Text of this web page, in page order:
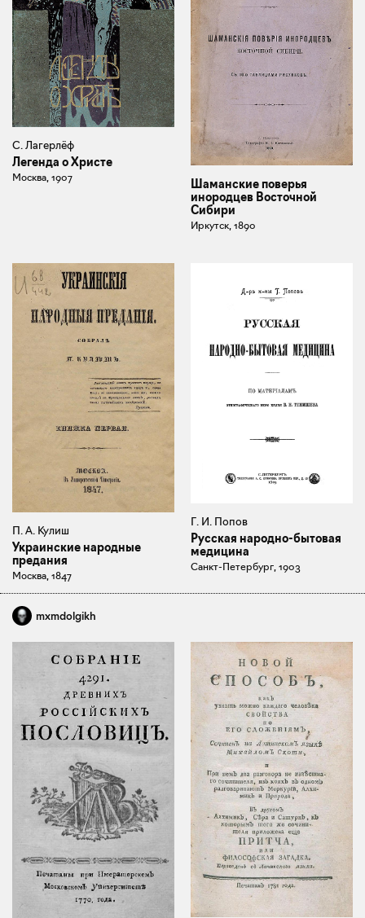
С. Лагерлёф
Легенда о Христе
Москва, 1907
Шаманские поверья
инородцев Восточной
Сибири
Иркутск, 1890
П. А. Кулиш
Украинские народные
предания
Москва, 1847
Г. И. Попов
Русская народно-бытовая
медицина
Санкт-Петербург, 1903
mxmdolgikh